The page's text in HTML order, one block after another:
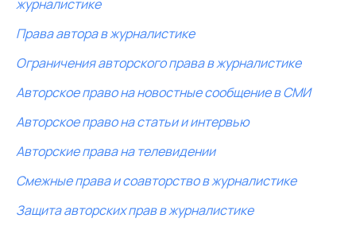
журналистике
Права автора в журналистике
Ограничения авторского права в журналистике
Авторское право на новостные сообщение в СМИ
Авторское право на статьи и интервью
Авторские права на телевидении
Смежные права и соавторство в журналистике
Защита авторских прав в журналистике